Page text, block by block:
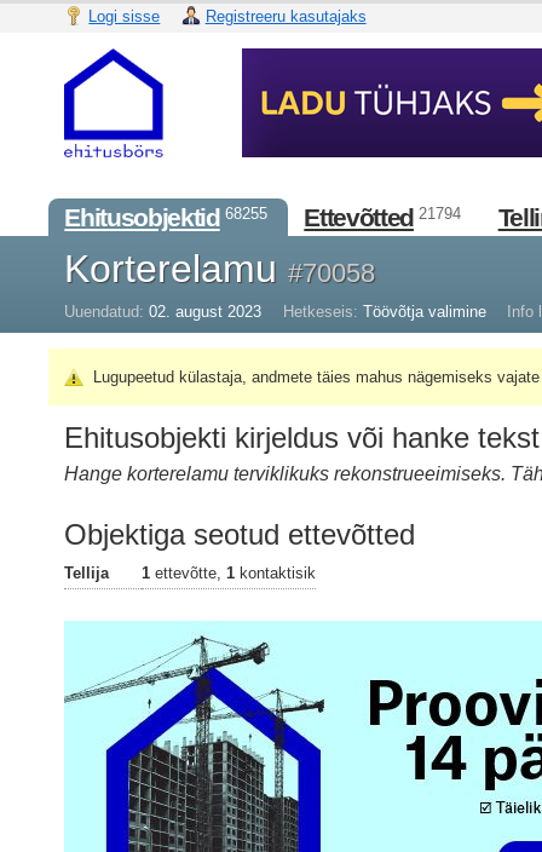
Logi sisse Registreeru kasutajaks
Ehitusobjektid 68255 Ettevõtted 21794
Korterelamu#70058
Uuendatud: 02. august 2023 Hetkeseis: Töövõtja valimine Info
Lugupeetud külastaja, andmete täies mahus nägemiseks
Ehitusobjekti kirjeldus või hanke tekst
Hange korterelamu terviklikuks rekonstrueeimiseks.
Objektiga seotud ettevõtted
Tellija 1 ettevõtte, 1 kontaktisik